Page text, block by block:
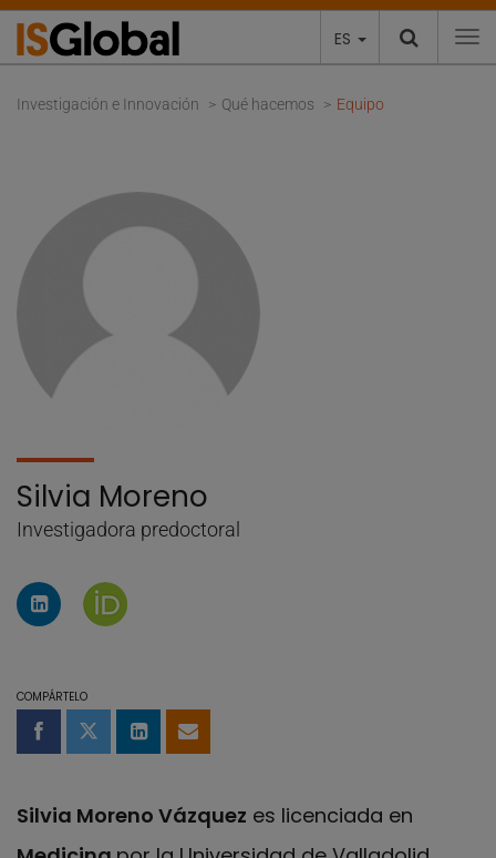
ES
Investigación e Innovación Qué hacemos Equipo
Silvia Moreno
Investigadora predoctoral
Perfil de Linkedin de Silvia Moreno
COMPÁRTELO
Compartir en Facebook
Compartir en Twitter
Compartir en LinkedIn
Compartir por email
Silvia Moreno Vázquez es licenciada en